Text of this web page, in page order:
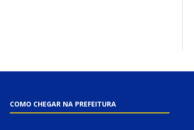
COMO CHEGAR NA PREFEITURA